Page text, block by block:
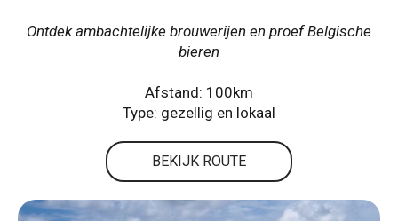
Ontdek ambachtelijke brouwerijen en proef Belgische
bieren
Afstand: 100km
Type: gezellig en lokaal
BEKIJK ROUTE